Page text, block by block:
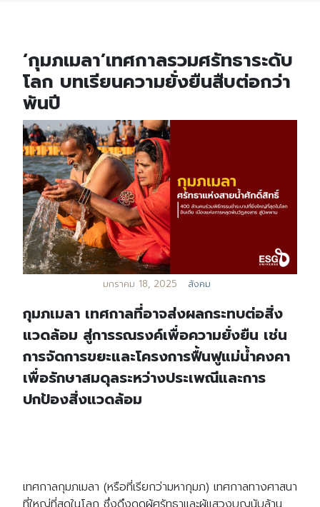
‘กุมภเมลา’เทศกาลรวมศรัทธาระดับ
โลก บทเรียนความยั่งยืนสืบต่อกว่า
พันปี
มกราคม 18, 2025 สังคม
กุมภเมลา เทศกาลที่อาจส่งผลกระทบต่อสิ่ง
แวดล้อม สู่การรณรงค์เพื่อความยั่งยืน เช่น
การจัดการขยะและโครงการฟื้นฟูแม่น้ำคงคา
เพื่อรักษาสมดุลระหว่างประเพณีและการ
ปกป้องสิ่งแวดล้อม
เทศกาลกุมภเมลา (หรือที่เรียกว่ามหากุมภ) เทศกาลทางศาสนา